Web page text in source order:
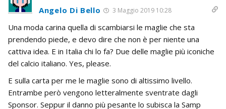
Angelo Di Bello 3 Maggio 2019 10:28
Una moda carina quella di scambiarsi le maglie che sta
prendendo piede, e devo dire che non è per niente una
cattiva idea. E in Italia chi lo fa? Due delle maglie più iconiche
del calcio italiano. Yes, please.
E sulla carta per me le maglie sono di altissimo livello.
Entrambe però vengono letteralmente sventrate dagli
Sponsor. Seppur il danno più pesante lo subisca la Samp